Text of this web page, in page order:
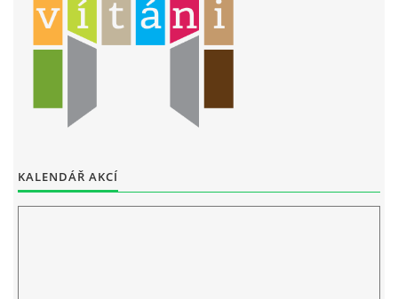
ÚŘEDNÍ DESKA
ELEKTRONICKÁ PODATELNA
PROHLÁŠENÍ O OCHRANĚ OSOBNÍCH ÚDAJŮ
KALENDÁŘ AKCÍ